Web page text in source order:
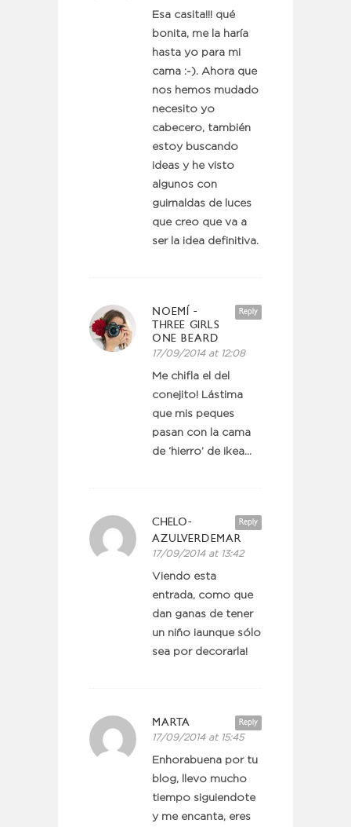
Esa casita!!! qué
bonita, me la haría
hasta yo para mi
cama :-). Ahora que
nos hemos mudado
necesito yo
cabecero, también
estoy buscando
ideas y he visto
algunos con
guirnaldas de luces
que creo que va a
ser la idea definitiva.
Reply
NOEMÍ -
THREE GIRLS
ONE BEARD
17/09/2014 at 12:08
Me chifla el del
conejito! Lástima
que mis peques
pasan con la cama
de ‘hierro’ de ikea…
Reply
CHELO-
AZULVERDEMAR
17/09/2014 at 13:42
Viendo esta
entrada, como que
dan ganas de tener
un niño ¡aunque sólo
sea por decorarla!
Reply
MARTA
17/09/2014 at 15:45
Enhorabuena por tu
blog, llevo mucho
tiempo siguiendote
y me encanta, eres